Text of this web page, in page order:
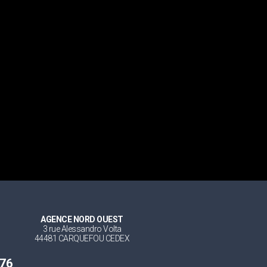
AGENCE NORD OUEST
3 rue Alessandro Volta
44481 CARQUEFOU CEDEX